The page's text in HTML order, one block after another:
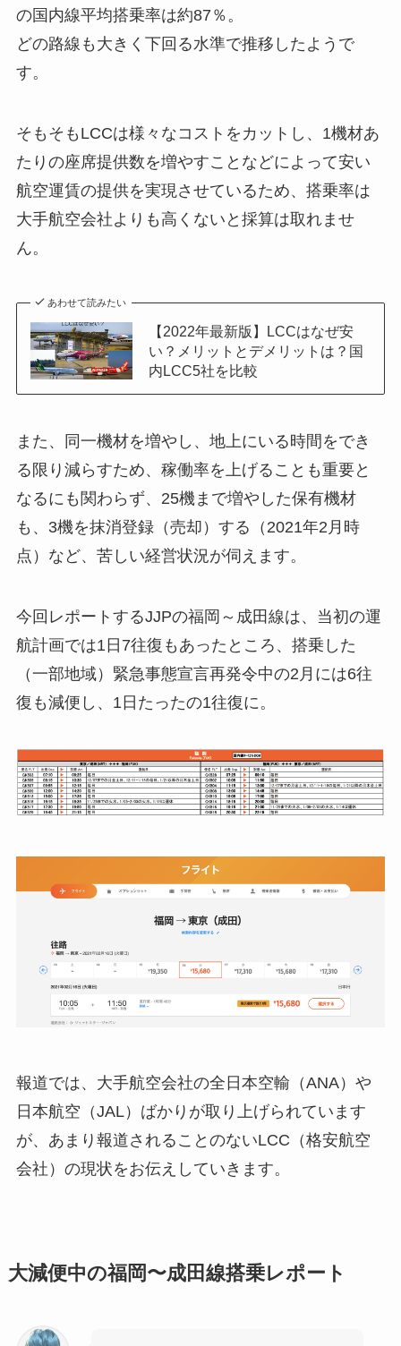
の国内線平均搭乗率は約87％。
どの路線も大きく下回る水準で推移したようで
す。
そもそもLCCは様々なコストをカットし、1機材あ
たりの座席提供数を増やすことなどによって安い
航空運賃の提供を実現させているため、搭乗率は
大手航空会社よりも高くないと採算は取れませ
ん。
あわせて読みたい
【2022年最新版】LCCはなぜ安
い？メリットとデメリットは？国
内LCC5社を比較
また、同一機材を増やし、地上にいる時間をでき
る限り減らすため、稼働率を上げることも重要と
なるにも関わらず、25機まで増やした保有機材
も、3機を抹消登録（売却）する（2021年2月時
点）など、苦しい経営状況が伺えます。
今回レポートするJJPの福岡～成田線は、当初の運
航計画では1日7往復もあったところ、搭乗した
（一部地域）緊急事態宣言再発令中の2月には6往
復も減便し、1日たったの1往復に。
報道では、大手航空会社の全日本空輸（ANA）や
日本航空（JAL）ばかりが取り上げられています
が、あまり報道されることのないLCC（格安航空
会社）の現状をお伝えしていきます。
大減便中の福岡〜成田線搭乗レポート